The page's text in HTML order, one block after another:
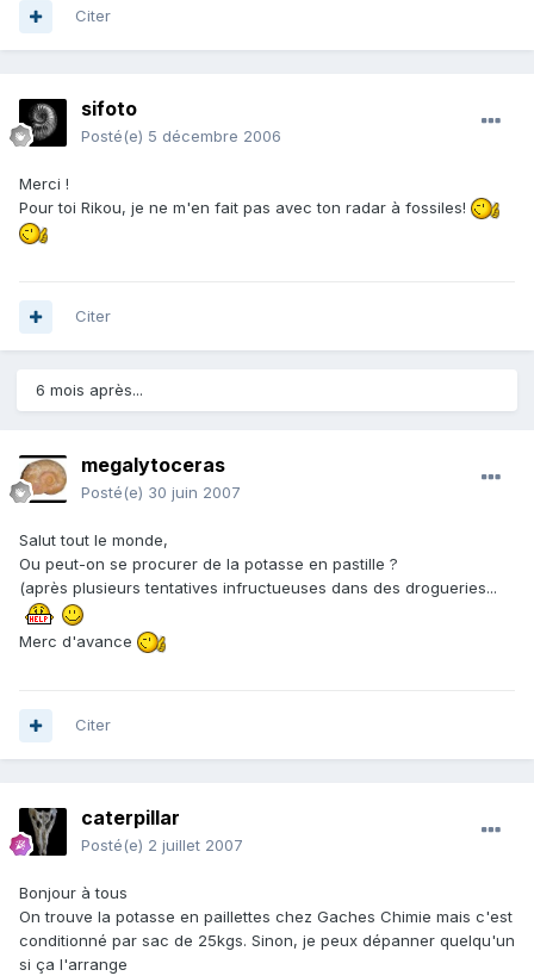
Citer
sifoto
Posté(e) 5 décembre 2006
Merci !
Pour toi Rikou, je ne m'en fait pas avec ton radar à fossiles!
Citer
6 mois après...
megalytoceras
Posté(e) 30 juin 2007
Salut tout le monde,
Ou peut-on se procurer de la potasse en pastille ?
(après plusieurs tentatives infructueuses dans des drogueries...
Merc d'avance
Citer
caterpillar
Posté(e) 2 juillet 2007
Bonjour à tous
On trouve la potasse en paillettes chez Gaches Chimie mais c'est
conditionné par sac de 25kgs. Sinon, je peux dépanner quelqu'un
si ça l'arrange